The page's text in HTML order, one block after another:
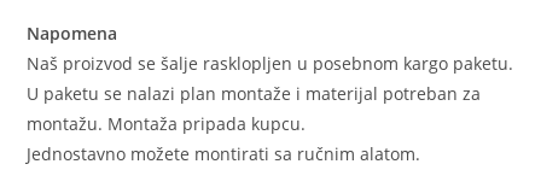
Napomena
Naš proizvod se šalje rasklopljen u posebnom kargo paketu.
U paketu se nalazi plan montaže i materijal potreban za
montažu. Montaža pripada kupcu.
Jednostavno možete montirati sa ručnim alatom.